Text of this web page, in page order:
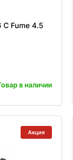
C Fume 4.5
в наличии
Акция